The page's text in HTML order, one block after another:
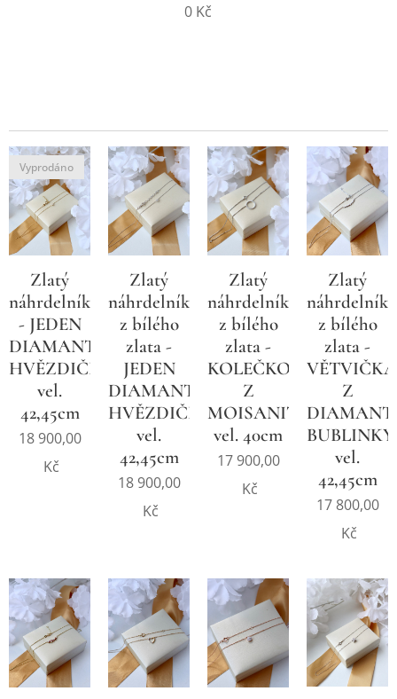
0 Kč
Zlatý
náhrdelník
- JEDEN
DIAMANT,
HVĚZDIČKA
vel.
42,45cm
Vyprodáno
18 900,00
Kč
Zlatý
náhrdelník
z bílého
zlata -
JEDEN
DIAMANT,
HVĚZDIČKA
vel.
42,45cm
18 900,00
Kč
Zlatý
náhrdelník
z bílého
zlata -
KOLEČKO
Z
MOISANITŮ,
vel. 40cm
17 900,00
Kč
Zlatý
náhrdelník
z bílého
zlata -
VĚTVIČKA
Z
BUBLINKY
vel.
42,45cm
17 800,00
Kč